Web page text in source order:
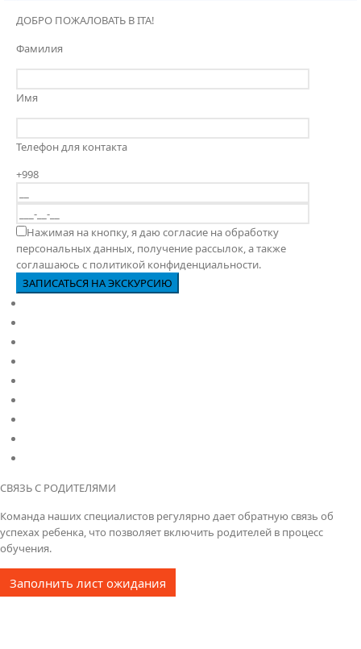
ДОБРО ПОЖАЛОВАТЬ В ITA!
Фамилия
Имя
Телефон для контакта
+998
Нажимая на кнопку, я даю согласие на обработку
персональных данных, получение рассылок, а также
соглашаюсь с политикой конфиденциальности.
СВЯЗЬ С РОДИТЕЛЯМИ
Команда наших специалистов регулярно дает обратную связь об
успехах ребенка, что позволяет включить родителей в процесс
обучения.
Заполнить лист ожидания